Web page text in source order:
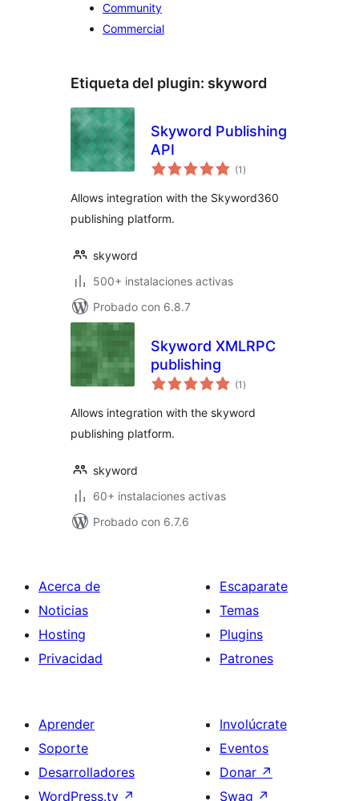
Community
Commercial
Etiqueta del plugin: skyword
Skyword Publishing
API
(1 total
de
)
Allows integration with the Skyword360
publishing platform.
skyword
500+ instalaciones activas
Probado con 6.8.7
Skyword XMLRPC
publishing
(1 total
de
)
Allows integration with the skyword
publishing platform.
skyword
60+ instalaciones activas
Probado con 6.7.6
Acerca de
Noticias
Hosting
Privacidad
Escaparate
Temas
Plugins
Patrones
Aprender
Soporte
Desarrolladores
WordPress.tv ↗
Involúcrate
Eventos
Donar ↗
Swag ↗